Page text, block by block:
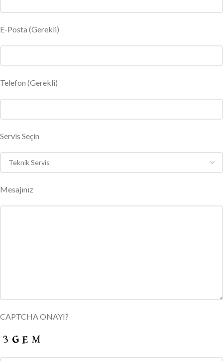
E-Posta (Gerekli)
Telefon (Gerekli)
Servis Seçin
Mesajınız
CAPTCHA ONAYI?